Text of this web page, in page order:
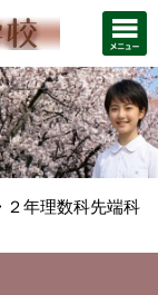
２年理数科先端科